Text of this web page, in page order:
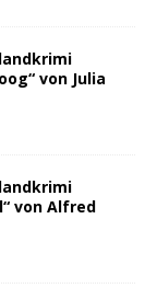
von Julia
von Alfred